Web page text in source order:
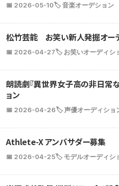
📅 2026-05-10🏷️ 音楽オーデション
松竹芸能 お笑い新人発掘オー
📅 2026-04-27🏷️ お笑いオーディシ
朗読劇『異世界女子高の非日常
ョン
📅 2026-04-26🏷️ 声優オーディショ
Athlete-X アンバサダー募集
📅 2026-04-25🏷️ モデルオーディシ